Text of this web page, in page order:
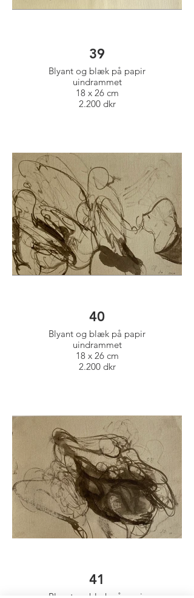
39
Blyant og blæk på papir
uindrammet
18 x 26 cm
2.200 dkr
40
Blyant og blæk på papir
uindrammet
18 x 26 cm
2.200 dkr
41